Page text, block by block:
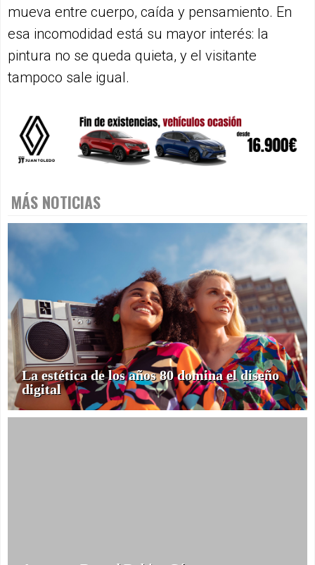
mueva entre cuerpo, caída y pensamiento. En
esa incomodidad está su mayor interés: la
pintura no se queda quieta, y el visitante
tampoco sale igual.
MÁS NOTICIAS
La estética de los años 80 domina el diseño
digital